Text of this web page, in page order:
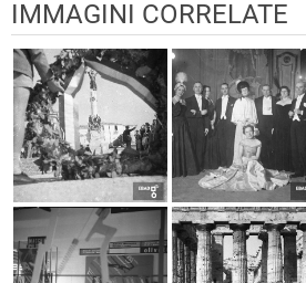
IMMAGINI CORRELATE